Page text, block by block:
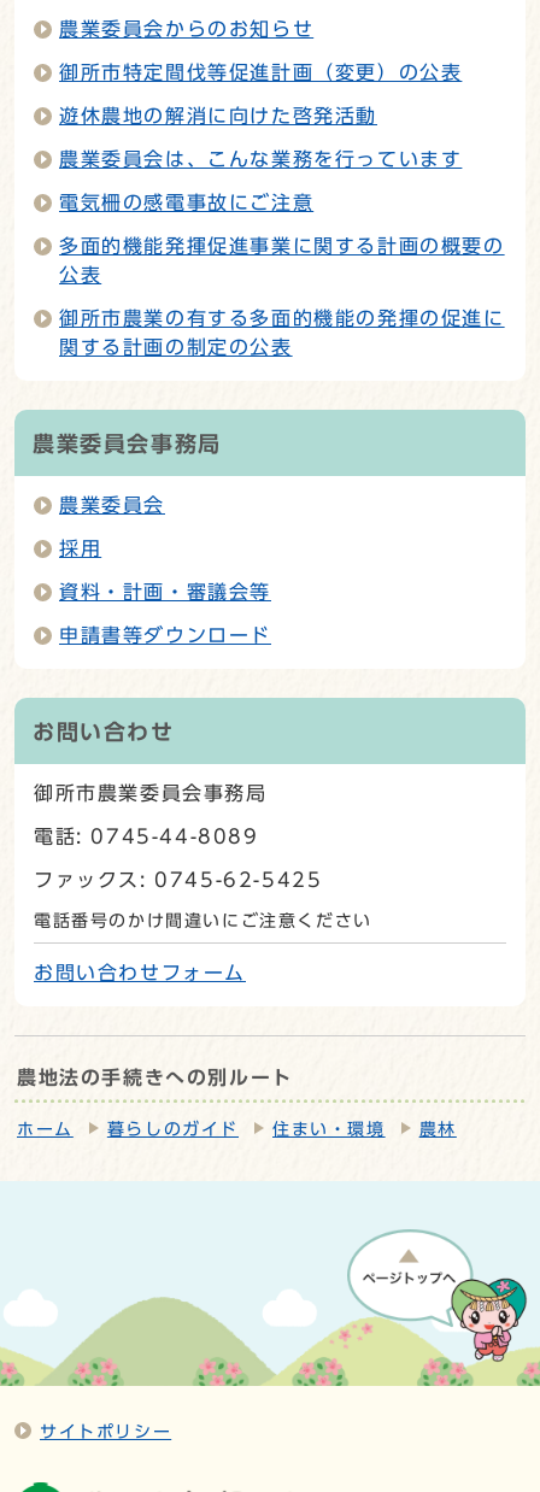
農業委員会からのお知らせ
御所市特定間伐等促進計画（変更）の公表
遊休農地の解消に向けた啓発活動
農業委員会は、こんな業務を行っています
電気柵の感電事故にご注意
多面的機能発揮促進事業に関する計画の概要の
公表
御所市農業の有する多面的機能の発揮の促進に
関する計画の制定の公表
農業委員会事務局
農業委員会
採用
資料・計画・審議会等
申請書等ダウンロード
お問い合わせ
御所市農業委員会事務局
電話: 0745-44-8089
ファックス: 0745-62-5425
電話番号のかけ間違いにご注意ください
お問い合わせフォーム
農地法の手続きへの別ルート
ホーム 暮らしのガイド 住まい・環境 農林
サイトポリシー